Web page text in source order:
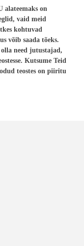
alateemaks on
vaid meid
kohtuvad
võib saada tõeks.
need jutustajad,
Kutsume Teid
teostes on piiritu